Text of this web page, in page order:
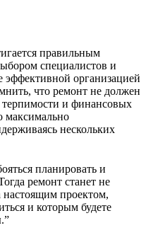
правильным
специалистов и
эффективной организацией
что ремонт не должен
и финансовых
максимально
нескольких
планировать и
ремонт станет не
настоящим проектом,
и которым будете